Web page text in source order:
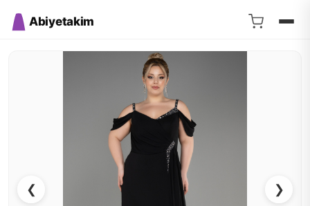
Abiyetakim
❮ ❯